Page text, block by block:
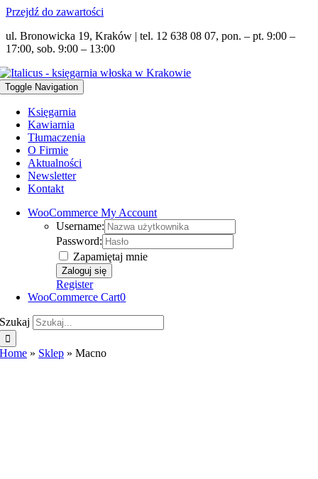
Przejdź do zawartości
ul. Bronowicka 19, Kraków | tel. 12 638 08 07, pon. – pt. 9:00 –
17:00, sob. 9:00 – 13:00
Toggle Navigation
Księgarnia
Kawiarnia
Tłumaczenia
O Firmie
Aktualności
Newsletter
Kontakt
WooCommerce My Account
Username:
Password:
Zapamiętaj mnie
Register
WooCommerce Cart0
Szukaj
Home » Sklep »Macno